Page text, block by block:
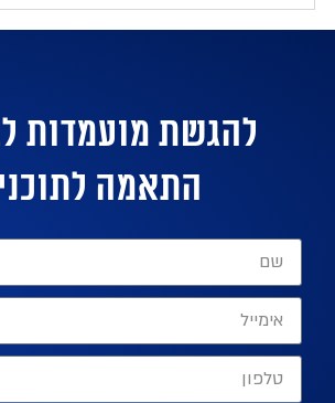
להגשת מועמדות
התאמה לתוכנית